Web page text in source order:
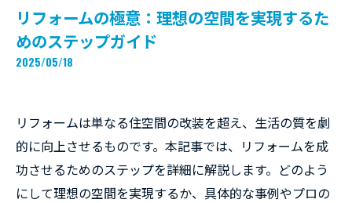
リフォームの極意：理想の空間を実現するた
めのステップガイド
2025/05/18
リフォームは単なる住空間の改装を超え、生活の質を劇
的に向上させるものです。本記事では、リフォームを成
功させるためのステップを詳細に解説します。どのよう
にして理想の空間を実現するか、具体的な事例やプロの